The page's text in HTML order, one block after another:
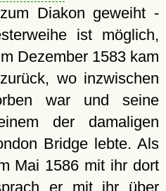
Diakon geweiht -
ist möglich,
Dezember 1583 kam
wo inzwischen
war und seine
der damaligen
Bridge lebte. Als
Mai 1586 mit ihr dort
er mit ihr über